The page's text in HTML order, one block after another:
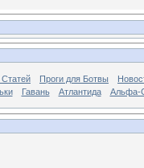
Статей Проги для Ботвы
Гавань Атлантида Альфа-